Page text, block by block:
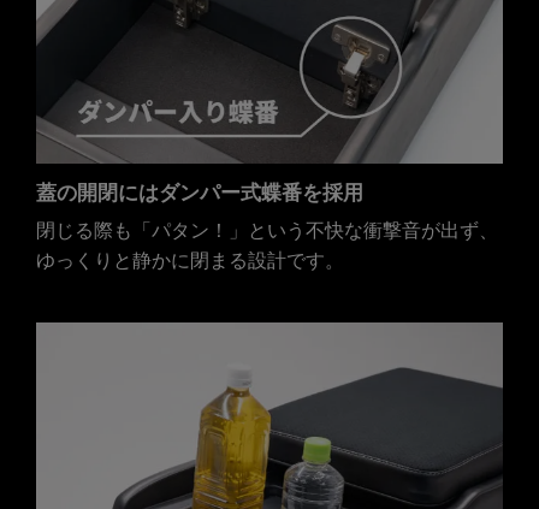
蓋の開閉にはダンパー式蝶番を採用
閉じる際も「パタン！」という不快な衝撃音が出ず、
ゆっくりと静かに閉まる設計です。